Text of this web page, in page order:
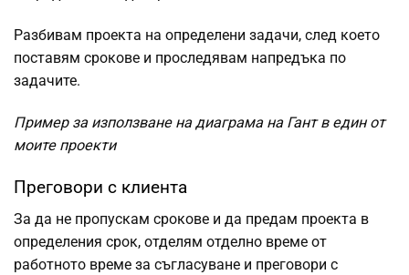
Разбивам проекта на определени задачи, след което
поставям срокове и проследявам напредъка по
задачите.
Пример за използване на диаграма на Гант в един от
моите проекти
Преговори с клиента
За да не пропускам срокове и да предам проекта в
определения срок, отделям отделно време от
работното време за съгласуване и преговори с